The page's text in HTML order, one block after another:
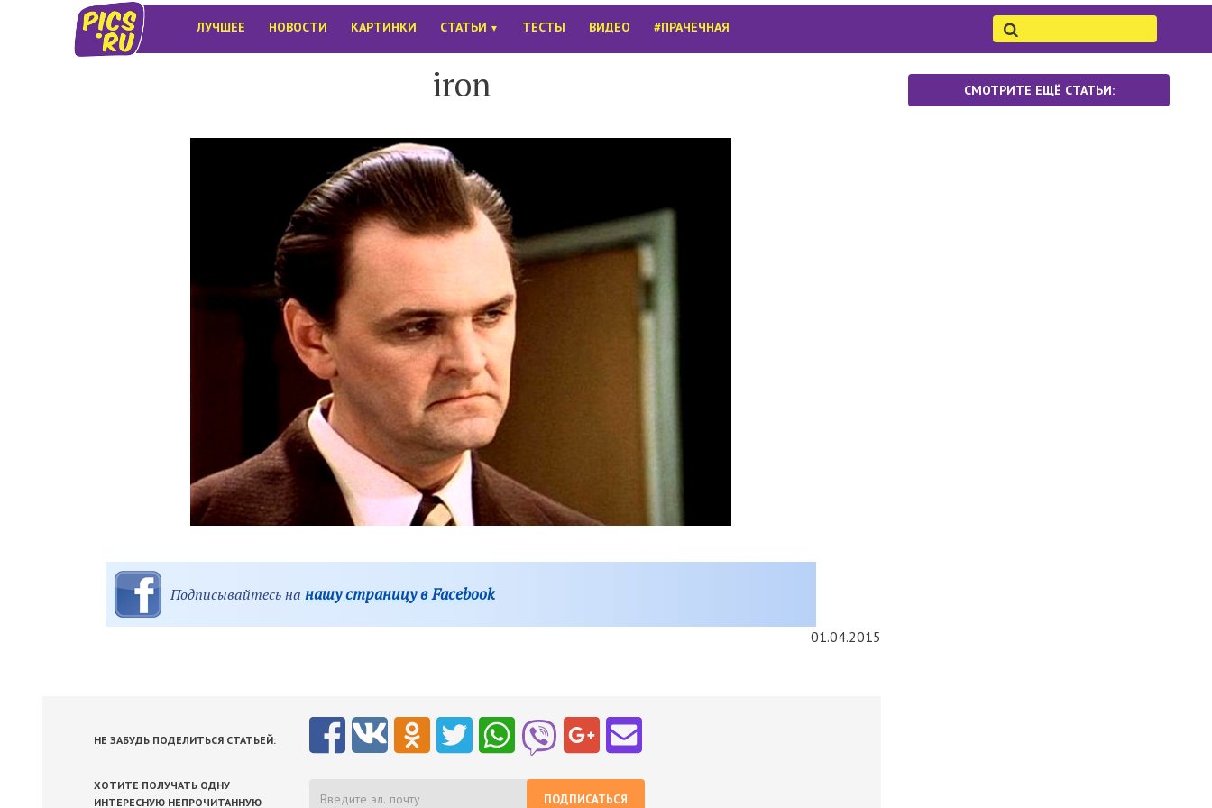
ЛУЧШЕЕ НОВОСТИ КАРТИНКИ СТАТЬИ ▼ ТЕСТЫ ВИДЕО #ПРАЧЕЧНАЯ
iron
Подписывайтесь на нашу страницу в Facebook
01.04.2015
НЕ ЗАБУДЬ ПОДЕЛИТЬСЯ СТАТЬЕЙ:
ХОТИТЕ ПОЛУЧАТЬ ОДНУ
ИНТЕРЕСНУЮ НЕПРОЧИТАННУЮ
ПОДПИСАТЬСЯ
СМОТРИТЕ ЕЩЁ СТАТЬИ: